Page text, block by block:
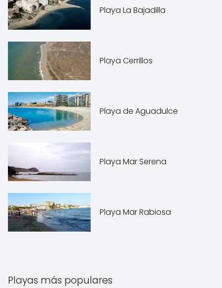
Playa La Bajadilla
Playa Cerrillos
Playa de Aguadulce
Playa Mar Serena
Playa Mar Rabiosa
Playas más populares